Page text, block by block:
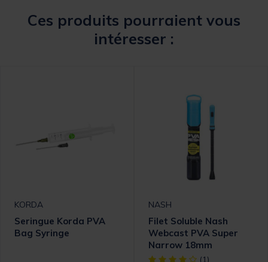
Ces produits pourraient vous
intéresser :
KORDA
Seringue Korda PVA
Bag Syringe
NASH
Filet Soluble Nash
Webcast PVA Super
Narrow 18mm
[object Object] out of 5
(1)